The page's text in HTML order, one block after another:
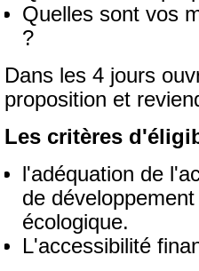
Quelles sont vos
?
Dans les 4 jours
proposition et
Les critères
l'adéquation de
de
écologique.
L'accessibilité